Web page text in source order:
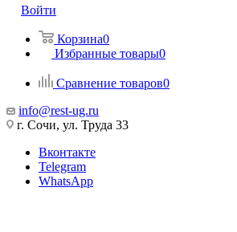
Войти
Корзина0
Избранные товары0
Сравнение товаров0
info@rest-ug.ru
г. Сочи, ул. Труда 33
Вконтакте
Telegram
WhatsApp